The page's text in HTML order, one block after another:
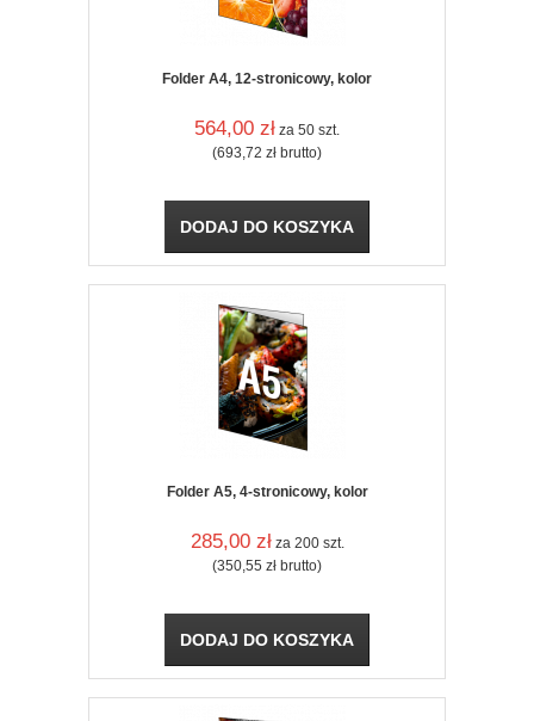
Folder A4, 12-stronicowy, kolor
564,00 zł za 50 szt.
(693,72 zł brutto)
DODAJ DO KOSZYKA
Folder A5, 4-stronicowy, kolor
285,00 złza 200 szt.
(350,55 zł brutto)
DODAJ DO KOSZYKA